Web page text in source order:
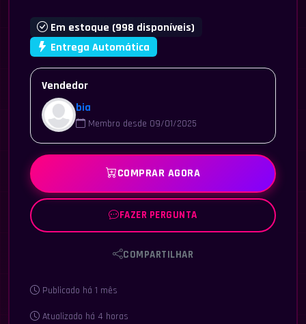
Em estoque (998 disponíveis)
Entrega Automática
Vendedor
bia
Membro desde 09/01/2025
COMPRAR AGORA
FAZER PERGUNTA
COMPARTILHAR
Publicado há 1 mês
Atualizado há 4 horas